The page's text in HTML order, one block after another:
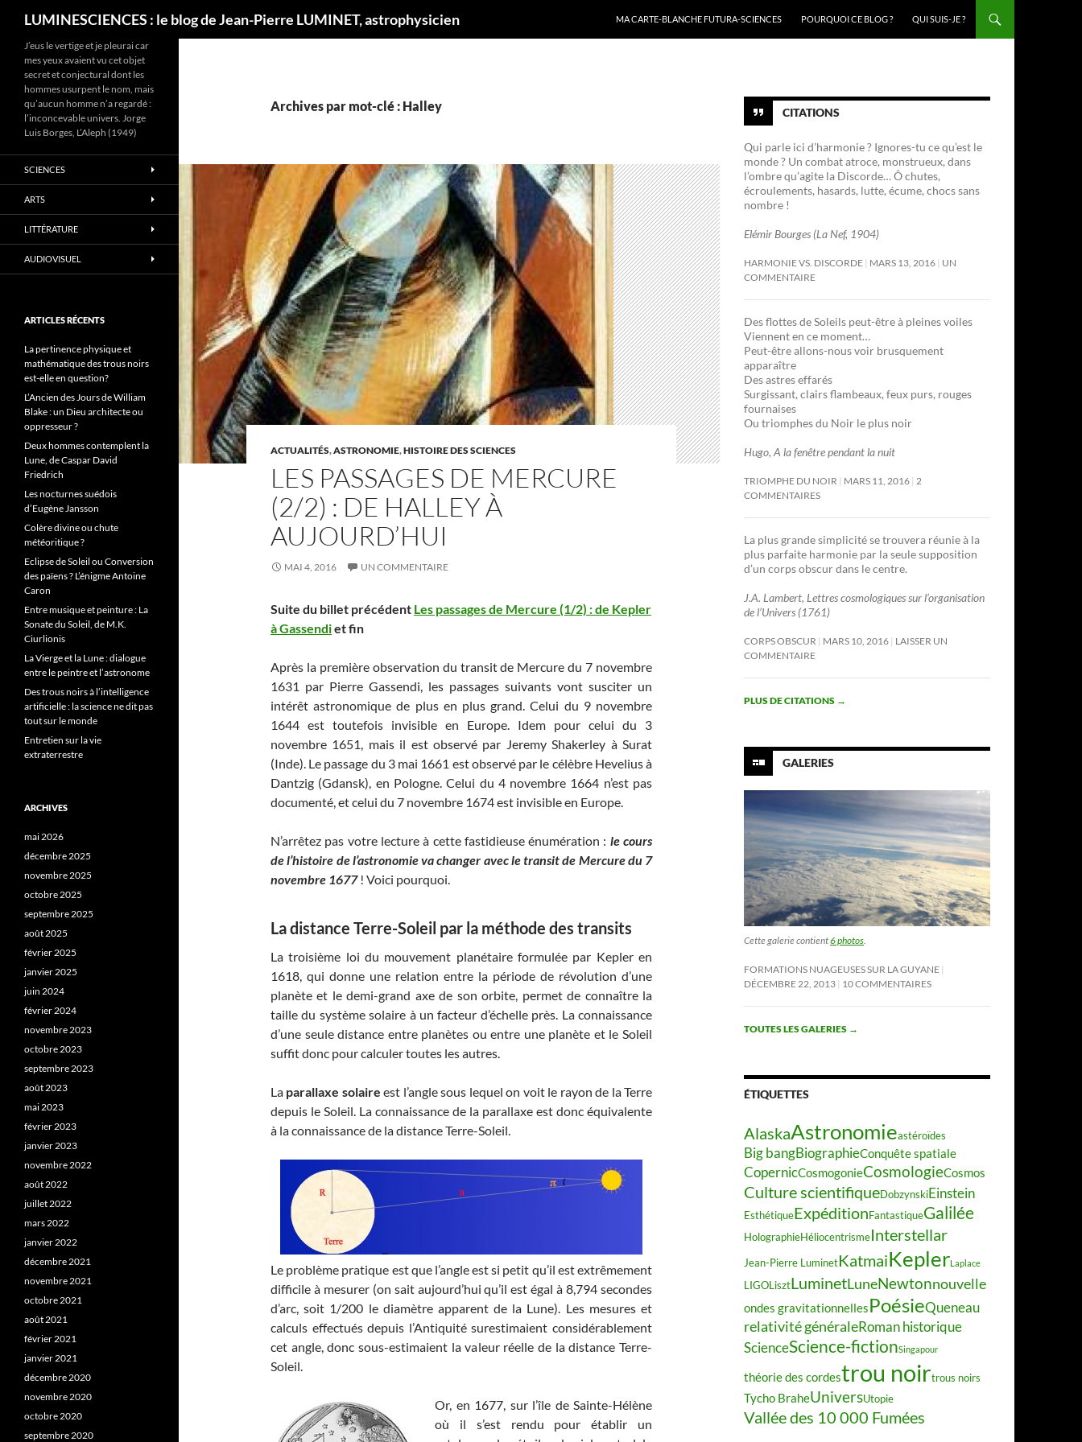
LUMINESCIENCES : le blog de Jean-Pierre LUMINET, astrophysicien
MA CARTE-BLANCHE FUTURA-SCIENCES
POURQUOI CE BLOG ? QUI SUIS-JE ?
Archives par mot-clé : Halley
ACTUALITÉS,ASTRONOMIE,HISTOIRE DES SCIENCES
LES PASSAGES DE MERCURE
(2/2) : DE HALLEY À
AUJOURD’HUI
MAI 4, 2016 UN COMMENTAIRE
Suite du billet précédent Les passages de Mercure (1/2) : de Kepler
à Gassendiet fin
Après la première observation du transit de Mercure du 7 novembre
1631 par Pierre Gassendi, les passages suivants vont susciter un
intérêt astronomique de plus en plus grand. Celui du 9 novembre
1644 est toutefois invisible en Europe. Idem pour celui du 3
novembre 1651, mais il est observé par Jeremy Shakerley à Surat
(Inde). Le passage du 3 mai 1661 est observé par le célèbre Hevelius à
Dantzig (Gdansk), en Pologne. Celui du 4 novembre 1664 n’est pas
documenté, et celui du 7 novembre 1674 est invisible en Europe.
N’arrêtez pas votre lecture à cette fastidieuse énumération : le cours
de l’histoire de l’astronomie va changer avec le transit de Mercure du 7
novembre 1677! Voici pourquoi.
La distance Terre-Soleil par la méthode des transits
La troisième loi du mouvement planétaire formulée par Kepler en
1618, qui donne une relation entre la période de révolution d’une
planète et le demi-grand axe de son orbite, permet de connaître la
taille du système solaire à un facteur d’échelle près. La connaissance
d’une seule distance entre planètes ou entre une planète et le Soleil
suffit donc pour calculer toutes les autres.
La parallaxe solaire est l’angle sous lequel on voit le rayon de la Terre
depuis le Soleil. La connaissance de la parallaxe est donc équivalente
à la connaissance de la distance Terre-Soleil.
Le problème pratique est que l’angle est si petit qu’il est extrêmement
difficile à mesurer (on sait aujourd’hui qu’il est égal à 8,794 secondes
d’arc, soit 1/200 le diamètre apparent de la Lune). Les mesures et
calculs effectués depuis l’Antiquité surestimaient considérablement
cet angle, donc sous-estimaient la valeur réelle de la distance Terre-
Soleil.
Or, en 1677, sur l’île de Sainte-Hélène
où il s’est rendu pour établir un
CITATIONS
Qui parle ici d’harmonie ? Ignores-tu ce qu’est le
monde ? Un combat atroce, monstrueux, dans
l’ombre qu’agite la Discorde… Ô chutes,
écroulements, hasards, lutte, écume, chocs sans
nombre !
Elémir Bourges (La Nef, 1904)
HARMONIE VS. DISCORDE MARS 13, 2016 UN
COMMENTAIRE
Des flottes de Soleils peut-être à pleines voiles
Viennent en ce moment…
Peut-être allons-nous voir brusquement
apparaître
Des astres effarés
Surgissant, clairs flambeaux, feux purs, rouges
fournaises
Ou triomphes du Noir le plus noir
Hugo, A la fenêtre pendant la nuit
TRIOMPHE DU NOIR MARS 11, 2016 2
COMMENTAIRES
La plus grande simplicité se trouvera réunie à la
plus parfaite harmonie par la seule supposition
d’un corps obscur dans le centre.
J.A. Lambert, Lettres cosmologiques sur l’organisation
de l’Univers (1761)
CORPS OBSCUR MARS 10, 2016 LAISSER UN
COMMENTAIRE
PLUS DE CITATIONS →
GALERIES
Cette galerie contient6 photos.
FORMATIONS NUAGEUSES SUR LA GUYANE
DÉCEMBRE 22, 2013 10 COMMENTAIRES
TOUTES LES GALERIES →
ÉTIQUETTES
AlaskaAstronomieastéroïdes
Big bangBiographieConquête spatiale
CopernicCosmogonieCosmologieCosmos
Culture scientifiqueDobzynskiEinstein
EsthétiqueExpéditionFantastiqueGalilée
HolographieHéliocentrismeInterstellar
Jean-Pierre LuminetKatmaiKeplerLaplace
LIGOLisztLuminetLuneNewtonnouvelle
ondes gravitationnellesPoésieQueneau
relativité généraleRoman historique
ScienceScience-fictionSingapour
théorie des cordestrou noirtrous noirs
Tycho BraheUniversUtopie
Vallée des 10 000 Fumées
J’eus le vertige et je pleurai car
mes yeux avaient vu cet objet
secret et conjectural dont les
hommes usurpent le nom, mais
qu’aucun homme n’a regardé :
l’inconcevable univers. Jorge
Luis Borges, L’Aleph (1949)
SCIENCES
ARTS
LITTÉRATURE
AUDIOVISUEL
ARTICLES RÉCENTS
La pertinence physique et
mathématique des trous noirs
est-elle en question?
L’Ancien des Jours de William
Blake : un Dieu architecte ou
oppresseur ?
Deux hommes contemplent la
Lune, de Caspar David
Friedrich
Les nocturnes suédois
d’Eugène Jansson
Colère divine ou chute
météoritique ?
Eclipse de Soleil ou Conversion
des païens ? L’énigme Antoine
Caron
Entre musique et peinture : La
Sonate du Soleil, de M.K.
Ciurlionis
La Vierge et la Lune : dialogue
entre le peintre et l’astronome
Des trous noirs à l’intelligence
artificielle : la science ne dit pas
tout sur le monde
Entretien sur la vie
extraterrestre
ARCHIVES
mai 2026
décembre 2025
novembre 2025
octobre 2025
septembre 2025
août 2025
février 2025
janvier 2025
juin 2024
février 2024
novembre 2023
octobre 2023
septembre 2023
août 2023
mai 2023
février 2023
janvier 2023
novembre 2022
août 2022
juillet 2022
mars 2022
janvier 2022
décembre 2021
novembre 2021
octobre 2021
août 2021
février 2021
janvier 2021
décembre 2020
novembre 2020
octobre 2020
septembre 2020